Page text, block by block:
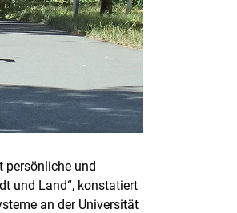
persönliche und
und Land“, konstatiert
an der Universität